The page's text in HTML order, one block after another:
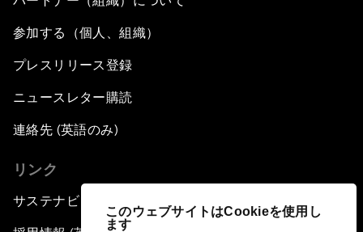
このウェブサイトはCookieを使用し
ます
参加する（個人、組織）
プレスリリース登録
ニュースレター購読
連絡先 (英語のみ)
リンク
サステナビリティへの取り組み